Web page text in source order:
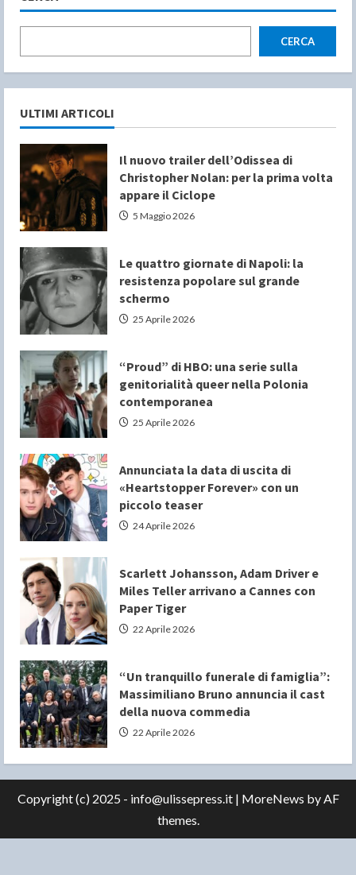
CERCA
ULTIMI ARTICOLI
Il nuovo trailer dell’Odissea di
Christopher Nolan: per la prima volta
appare il Ciclope
5 Maggio 2026
Le quattro giornate di Napoli: la
resistenza popolare sul grande
schermo
25 Aprile 2026
“Proud” di HBO: una serie sulla
genitorialità queer nella Polonia
contemporanea
25 Aprile 2026
Annunciata la data di uscita di
«Heartstopper Forever» con un
piccolo teaser
24 Aprile 2026
Scarlett Johansson, Adam Driver e
Miles Teller arrivano a Cannes con
Paper Tiger
22 Aprile 2026
“Un tranquillo funerale di famiglia”:
Massimiliano Bruno annuncia il cast
della nuova commedia
22 Aprile 2026
Copyright (c) 2025 - info@ulissepress.it | MoreNews by AF
themes.